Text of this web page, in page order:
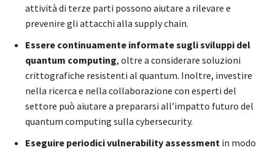
attività di terze parti possono aiutare a rilevare e
prevenire gli attacchi alla supply chain.
Essere continuamente informate sugli sviluppi del
quantum computing, oltre a considerare soluzioni
crittografiche resistenti al quantum. Inoltre, investire
nella ricerca e nella collaborazione con esperti del
settore può aiutare a prepararsi all’impatto futuro del
quantum computing sulla cybersecurity.
Eseguire periodici vulnerability assessment in modo